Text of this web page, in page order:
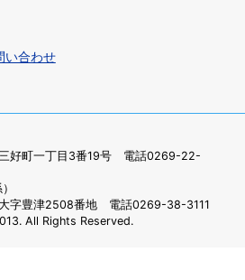
い合わせ
好町一丁目3番19号 電話0269-22-
字豊津2508番地 電話0269-38-3111
All Rights Reserved.